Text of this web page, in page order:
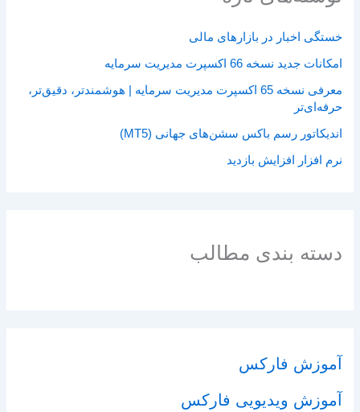
خستگی اخبار در بازارهای مالی
امکانات جدید نسخه 66 اکسپرت مدیریت سرمایه
معرفی نسخه 65 اکسپرت مدیریت سرمایه | هوشمندتر، دقیق‌تر،
حرفه‌ای‌تر
اندیکاتور رسم باکس سشن‌های جهانی (MT5)
نرم افزار افزایش بازدید
دسته بندی مطالب
آموزش فارکس
آموزش ویدیویی فارکس